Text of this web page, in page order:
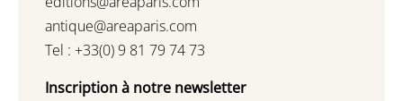
antique@areaparis.com
Tel : +33(0) 9 81 79 74 73
Inscription à notre newsletter